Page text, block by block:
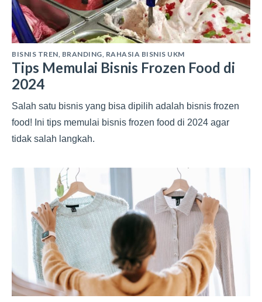
BISNIS TREN, BRANDING, RAHASIA BISNIS UKM
Tips Memulai Bisnis Frozen Food di
2024
Salah satu bisnis yang bisa dipilih adalah bisnis frozen
food! Ini tips memulai bisnis frozen food di 2024 agar
tidak salah langkah.